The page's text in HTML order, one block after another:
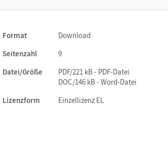
Format
Download
Seitenzahl
9
Datei/Größe
PDF/221 kB - PDF-Datei
DOC/146 kB - Word-Datei
Lizenzform
Einzellizenz EL